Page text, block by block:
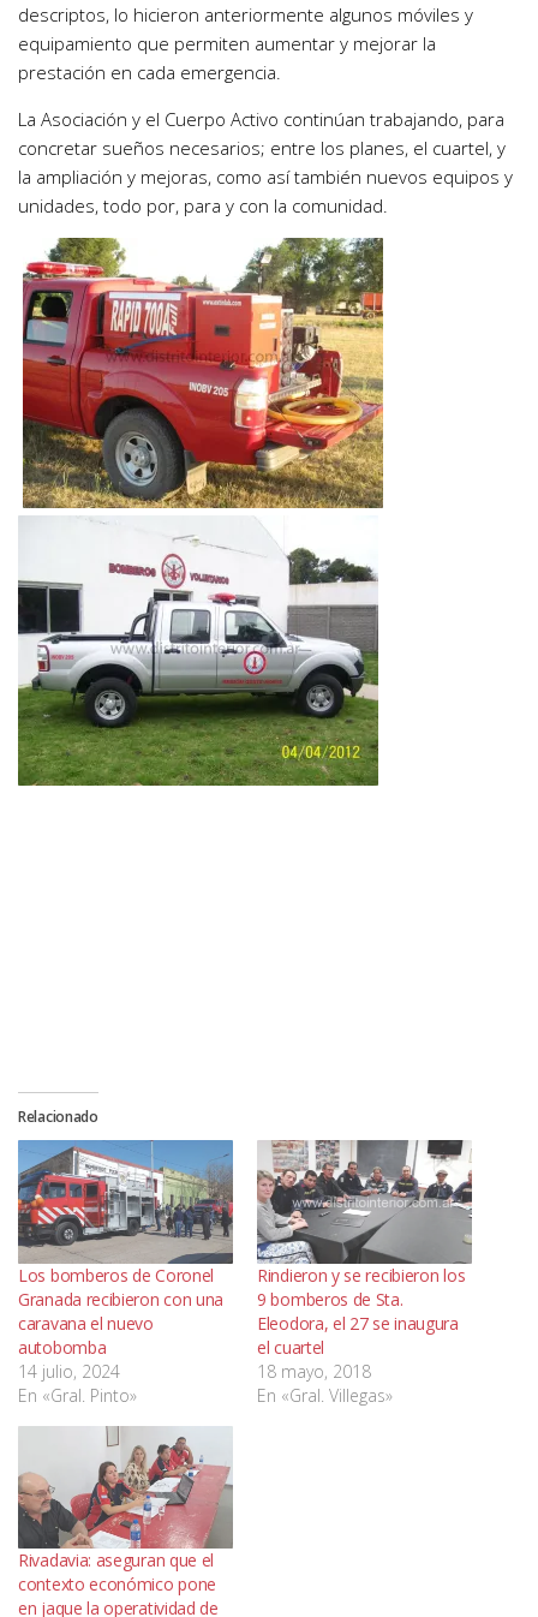
descriptos, lo hicieron anteriormente algunos móviles y
equipamiento que permiten aumentar y mejorar la
prestación en cada emergencia.
La Asociación y el Cuerpo Activo continúan trabajando, para
concretar sueños necesarios; entre los planes, el cuartel, y
la ampliación y mejoras, como así también nuevos equipos y
unidades, todo por, para y con la comunidad.
Relacionado
Los bomberos de Coronel
Granada recibieron con una
caravana el nuevo
autobomba
14 julio, 2024
En «Gral. Pinto»
Rindieron y se recibieron los
9 bomberos de Sta.
Eleodora, el 27 se inaugura
el cuartel
18 mayo, 2018
En «Gral. Villegas»
Rivadavia: aseguran que el
contexto económico pone
en jaque la operatividad de